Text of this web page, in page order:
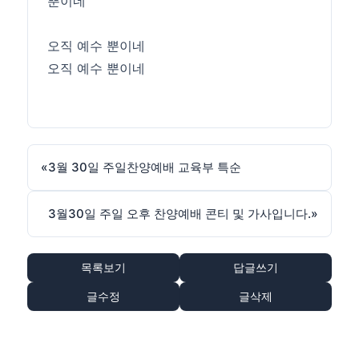
오직 예수 뿐이네
오직 예수 뿐이네
«3월 30일 주일찬양예배 교육부 특순
3월30일 주일 오후 찬양예배 콘티 및 가사입니다.»
목록보기 답글쓰기
글수정 글삭제